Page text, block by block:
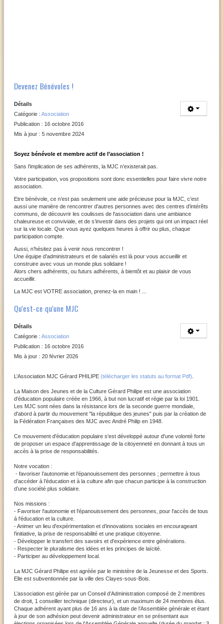
Devenez Bénévoles !
Détails
Catégorie : Association
Publication : 16 octobre 2016
Mis à jour : 5 novembre 2024
Soyez bénévole et membre actif de l’association !
Sans l’implication de ses adhérents, la MJC n’existerait pas.
Votre participation, vos propositions sont donc essentielles pour faire vivre notre
association.
Etre bénévole, ce n’est pas seulement une aide précieuse pour la MJC, c’est
aussi une manière de rencontrer d’autres personnes avec des centres d’intérêts
communs, de découvrir les coulisses de l'association dans une ambiance
chaleureuse et conviviale, et de s’investir dans des projets qui ont un impact réel
sur la vie locale. Que vous ayez quelques heures à offrir ou plus, chaque
participation compte.
Aussi, n’hésitez pas à venir nous rencontrer !
Une équipe d’administrateurs et de salariés est là pour vous accueillir et
construire avec vous un monde plus solidaire !
Alors chers adhérents, ou futurs adhérents, à bientôt et au plaisir de vous
accueillir.
La MJC est VOTRE association, prenez-la en main ! ...
Qu'est-ce qu'une MJC
Détails
Catégorie : Association
Publication : 16 octobre 2016
Mis à jour : 20 février 2026
L’Association MJC Gérard PHILIPE (télécharger les statuts au format Pdf)
La Maison des Jeunes et de la Culture Gérard Philipe est une association
d'éducation populaire créée en 1966, à but non lucratif et régie par la loi 1901.
Les MJC sont nées dans la résistance lors de la seconde guerre mondiale,
d'abord à partir du mouvement "la république des jeunes" puis par la création de
la Fédération Françaises des MJC avec André Philip en 1948.
Ce mouvement d'éducation populaire s'est développé autour d'une volonté forte
de proposer un espace d'apprentissage de la citoyenneté en donnant à tous un
accès à la prise de responsabilités.
Notre vocation :
- favoriser l’autonomie et l’épanouissement des personnes ; permettre à tous
d’accéder à l’éducation et à la culture afin que chacun participe à la construction
d’une société plus solidaire.
Nos missions :
- Favoriser l'autonomie et l'épanouissement des personnes, pour l'accès de tous
à l'éducation et la culture.
- Animer un lieu d'expérimentation et d’innovations sociales en encourageant
l'initiative, la prise de responsabilité et une pratique citoyenne.
- Développer le transfert des savoirs et d'expérience entre générations.
- Respecter le pluralisme des idées et les principes de laïcité.
- Participer au développement local.
La MJC Gérard Philipe est agréée par le ministère de la Jeunesse et des Sports.
Elle est subventionnée par la ville des Clayes-sous-Bois.
L’association est gérée par un Conseil d’Administration composé de 2 membres
de droit, 1 conseiller technique (directeur), et un maximum de 24 membres élus.
Chaque adhérent ayant plus de 16 ans à la date de l’Assemblée générale et étant
à jour de son adhésion peut devenir administrateur en se présentant aux